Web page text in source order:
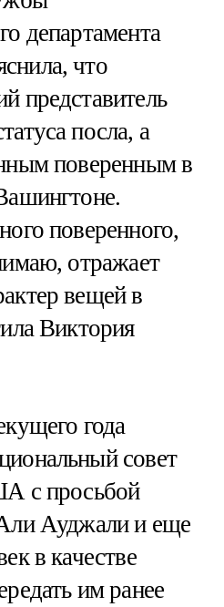
департамента
что
представитель
посла, а
поверенным в
поверенного,
отражает
вещей в
Виктория
года
совет
с просьбой
Ауджали и еще
в качестве
им ранее